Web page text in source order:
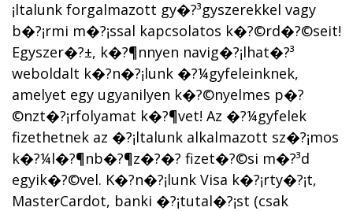
¡ltalunk forgalmazott gy�?³gyszerekkel vagy
b�?¡rmi m�?¡ssal kapcsolatos k�?©rd�?©seit!
Egyszer�?±, k�?¶nnyen navig�?¡lhat�?³
weboldalt k�?­n�?¡lunk �?¼gyfeleinknek,
amelyet egy ugyanilyen k�?©nyelmes p�?
©nzt�?¡rfolyamat k�?¶vet! Az �?¼gyfelek
fizethetnek az �?¡ltalunk alkalmazott sz�?¡mos
k�?¼l�?¶nb�?¶z�?�? fizet�?©si m�?³d
egyik�?©vel. K�?­n�?¡lunk Visa k�?¡rty�?¡t,
MasterCardot, banki �?¡tutal�?¡st (csak